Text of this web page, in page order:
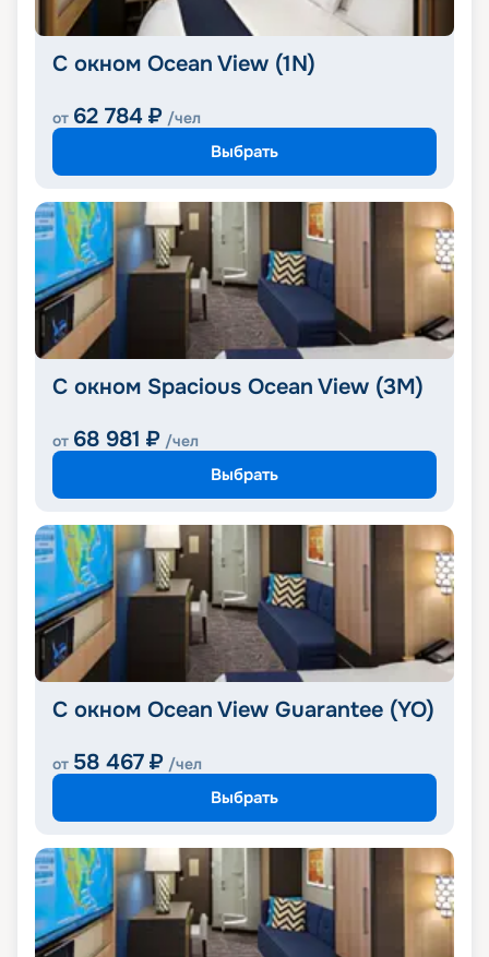
С окном Ocean View (1N)
от 62 784 ₽ /чел
Выбрать
С окном Spacious Ocean View (3M)
от 68 981 ₽ /чел
Выбрать
С окном Ocean View Guarantee (YO)
от 58 467 ₽ /чел
Выбрать